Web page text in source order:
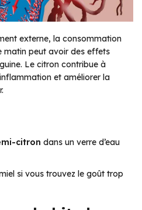
externe, la consommation
matin peut avoir des effets
Le citron contribue à
et améliorer la
citron dans un verre d’eau
si vous trouvez le goût trop